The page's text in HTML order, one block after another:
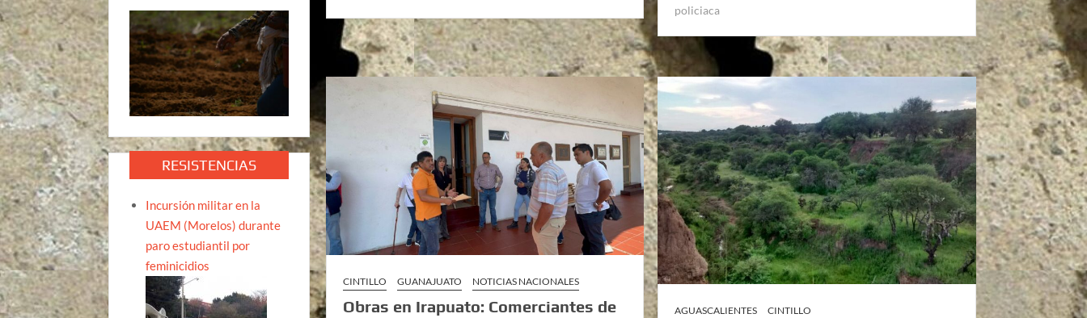
policiaca
CINTILLO GUANAJUATO NOTICIAS NACIONALES
Obras en Irapuato: Comerciantes de
AGUASCALIENTES
CINTILLO
RESISTENCIAS
Incursión militar en la
UAEM (Morelos) durante
paro estudiantil por
feminicidios